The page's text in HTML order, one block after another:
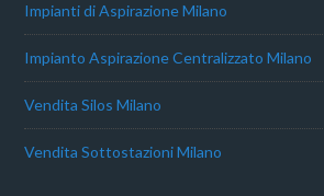
Impianti di Aspirazione Milano
Impianto Aspirazione Centralizzato Milano
Vendita Silos Milano
Vendita Sottostazioni Milano